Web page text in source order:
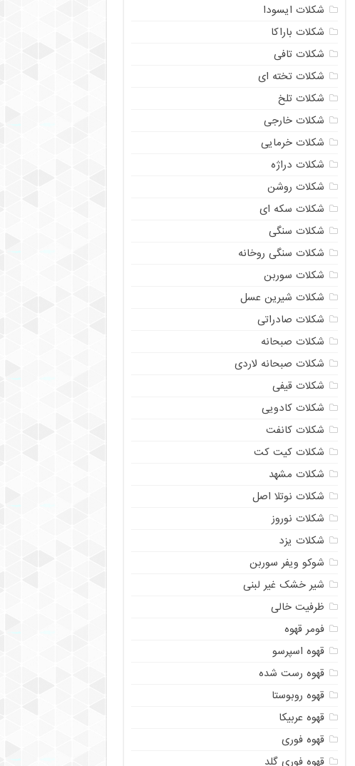
شکلات ایسودا
شکلات باراکا
شکلات تافی
شکلات تخته ای
شکلات تلخ
شکلات خارجی
شکلات خرمایی
شکلات دراژه
شکلات روشن
شکلات سکه ای
شکلات سنگی
شکلات سنگی روخانه
شکلات سوربن
شکلات شیرین عسل
شکلات صادراتی
شکلات صبحانه
شکلات صبحانه لاردی
شکلات قیفی
شکلات کادویی
شکلات کانفت
شکلات کیت کت
شکلات مشهد
شکلات نوتلا اصل
شکلات نوروز
شکلات یزد
شوکو ویفر سوربن
شیر خشک غیر لبنی
ظرفیت خالی
فومر قهوه
قهوه اسپرسو
قهوه رست شده
قهوه روبوستا
قهوه عربیکا
قهوه فوری
قهوه فوری گلد